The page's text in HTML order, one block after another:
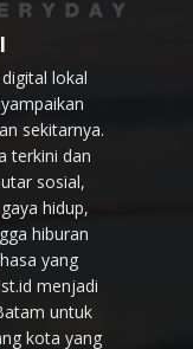
lokal
sekitarnya.
terkini dan
sosial,
hidup,
hiburan
yang
menjadi
untuk
kota yang